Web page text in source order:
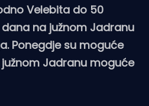
Velebita do 50
na južnom Jadranu
Ponegdje su moguće
južnom Jadranu moguće